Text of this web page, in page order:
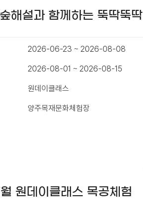
해설과 함께하는 뚝딱뚝딱
2026-06-23 ~ 2026-08-08
2026-08-01 ~ 2026-08-15
원데이클래스
양주목재문화체험장
원데이클래스 목공체험